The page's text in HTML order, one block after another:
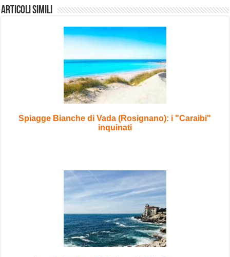
Articoli Simili
Spiagge Bianche di Vada (Rosignano): i "Caraibi"
inquinati